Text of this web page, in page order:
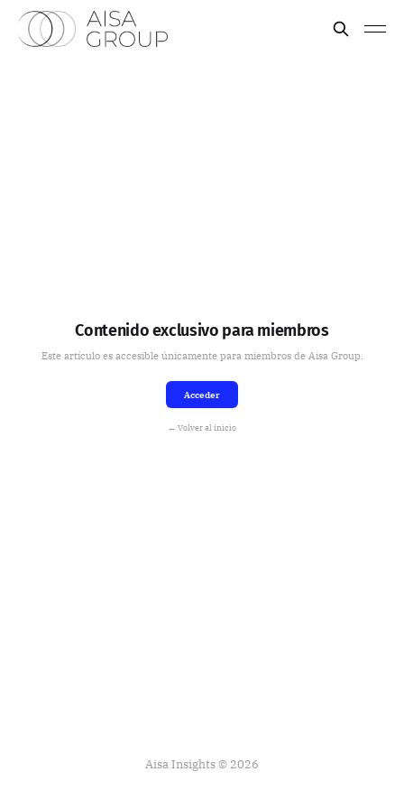
Contenido exclusivo para miembros
Este artículo es accesible únicamente para miembros de Aisa Group.
Acceder
← Volver al inicio
Aisa Insights © 2026